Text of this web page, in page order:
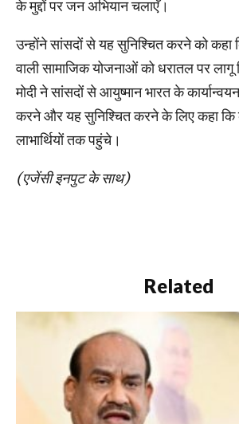
के मुद्दों पर जन अभियान चलाएँ।
उन्होंने सांसदों से यह सुनिश्चित करने को कहा
वाली सामाजिक योजनाओं को धरातल पर लागू
मोदी ने सांसदों से आयुष्मान भारत के
करने और यह सुनिश्चित करने के लिए कहा
लाभार्थियों तक पहुंचे।
(एजेंसी इनपुट के साथ)
Related